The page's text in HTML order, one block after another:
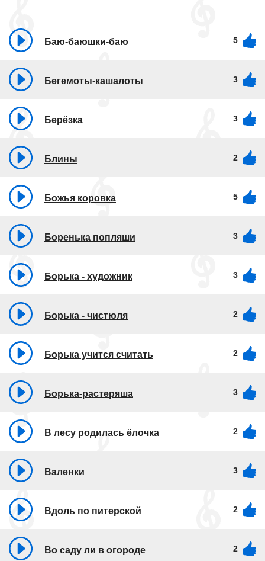
Баю-баюшки-баю 5
Бегемоты-кашалоты 3
Берёзка 3
Блины 2
Божья коровка 5
Боренька попляши 3
Борька - художник 3
Борька - чистюля 2
Борька учится считать 2
Борька-растеряша 3
В лесу родилась ёлочка 2
Валенки 3
Вдоль по питерской 2
Во саду ли в огороде 2